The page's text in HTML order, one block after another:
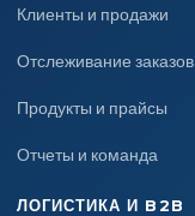
Клиенты и продажи
Отслеживание заказов
Продукты и прайсы
Отчеты и команда
ЛОГИСТИКА И B2B